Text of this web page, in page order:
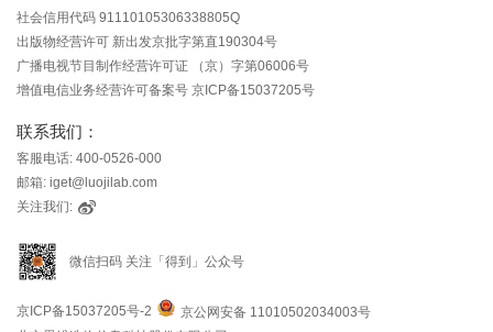
社会信用代码 91110105306338805Q
出版物经营许可 新出发京批字第直190304号
广播电视节目制作经营许可证 （京）字第06006号
增值电信业务经营许可备案号 京ICP备15037205号
联系我们：
客服电话: 400-0526-000
邮箱: iget@luojilab.com
关注我们:
微信扫码 关注「得到」公众号
京ICP备15037205号-2
京公网安备 11010502034003号